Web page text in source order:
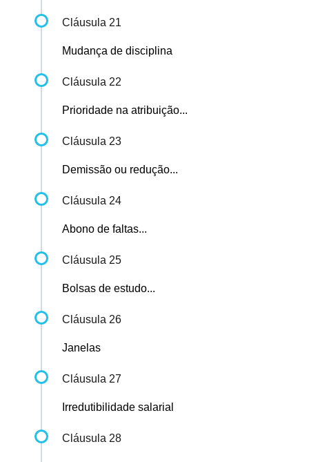
Cláusula 21
Mudança de disciplina
Cláusula 22
Prioridade na atribuição...
Cláusula 23
Demissão ou redução...
Cláusula 24
Abono de faltas...
Cláusula 25
Bolsas de estudo...
Cláusula 26
Janelas
Cláusula 27
Irredutibilidade salarial
Cláusula 28